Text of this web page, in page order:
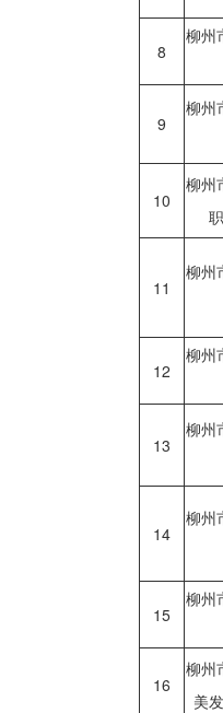
8
柳州
9
柳州
10
柳州
11
柳州
12
柳州
13
柳州
14
柳州
15
柳州
16
柳州
美